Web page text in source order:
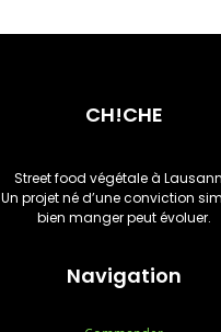
CH!CHE
Navigation
Street food végétale à
Un projet né d’une conviction
bien manger peut évoluer.